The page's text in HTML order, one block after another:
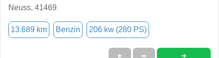
Neuss, 41469
13.689 km Benzin 206 kw (280 PS)
★ ➦ ➜